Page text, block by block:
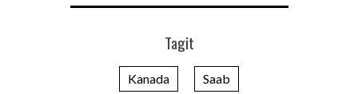
Tagit
Kanada Saab